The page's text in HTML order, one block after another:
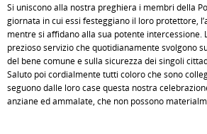
Si uniscono alla nostra preghiera i membri della
giornata in cui essi festeggiano il loro protettore,
mentre si affidano alla sua potente intercessione.
prezioso servizio che quotidianamente svolgono
del bene comune e sulla sicurezza dei singoli
Saluto poi cordialmente tutti coloro che sono
seguono dalle loro case questa nostra
anziane ed ammalate, che non possono